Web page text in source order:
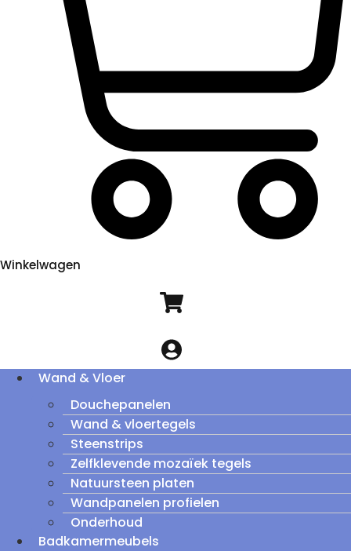
Winkelwagen
Wand & Vloer
Douchepanelen
Wand & vloertegels
Steenstrips
Zelfklevende mozaïek tegels
Natuursteen platen
Wandpanelen profielen
Onderhoud
Badkamermeubels